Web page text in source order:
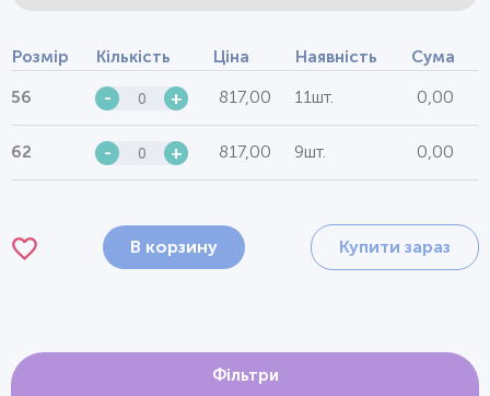
Розмір Кількість Ціна Наявність Сума
56 - + 817,00 11шт. 0,00
62 - + 817,00 9шт. 0,00
В корзину Купити зараз
Фільтри